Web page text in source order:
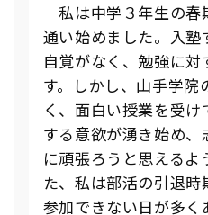
私は中学３年生の春
通い始めました。入塾
自覚がなく、勉強に
す。しかし、山手学院
く、面白い授業を受
する意欲が湧き始め
に頑張ろうと思えるよ
た、私は部活の引退
参加できない日が多